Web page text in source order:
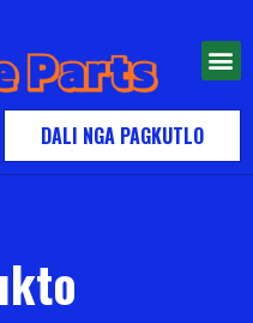
DALI NGA PAGKUTLO